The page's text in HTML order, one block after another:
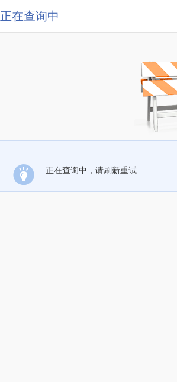
正在查询中
正在查询中，请刷新重试